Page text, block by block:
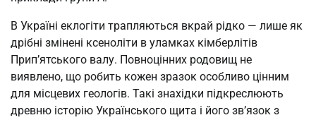
В Україні еклогіти трапляються вкрай рідко — лише як
дрібні змінені ксеноліти в уламках кімберлітів
Прип’ятського валу. Повноцінних родовищ не
виявлено, що робить кожен зразок особливо цінним
для місцевих геологів. Такі знахідки підкреслюють
древню історію Українського щита і його зв’язок з